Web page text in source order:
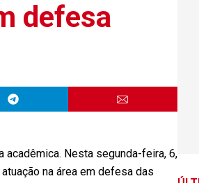
defesa
acadêmica. Nesta segunda-feira, 6,
na área em defesa das